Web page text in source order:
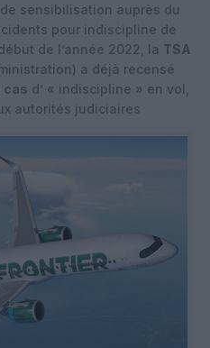
sensibilisation auprès du
pour indiscipline de
de l’année 2022, la TSA
a déjà recensé
cas d’ « indiscipline » en vol,
autorités judiciaires